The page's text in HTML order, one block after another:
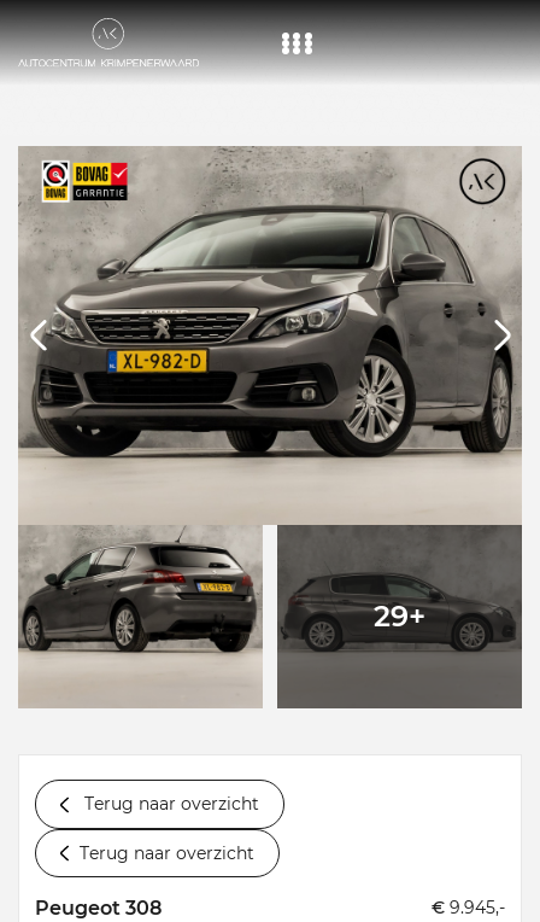
Aanbod
Diensten
Over ons
Vacature
Contact
29+
Terug naar overzicht
Terug naar overzicht
Peugeot 308 € 9.945,-